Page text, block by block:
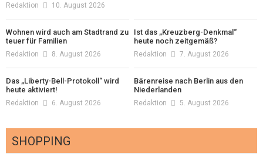
Redaktion 10. August 2026
Wohnen wird auch am Stadtrand zu
teuer für Familien
Redaktion 8. August 2026
Ist das „Kreuzberg-Denkmal“
heute noch zeitgemäß?
Redaktion 7. August 2026
Das „Liberty-Bell-Protokoll“ wird
heute aktiviert!
Redaktion 6. August 2026
Bärenreise nach Berlin aus den
Niederlanden
Redaktion 5. August 2026
SHOPPING